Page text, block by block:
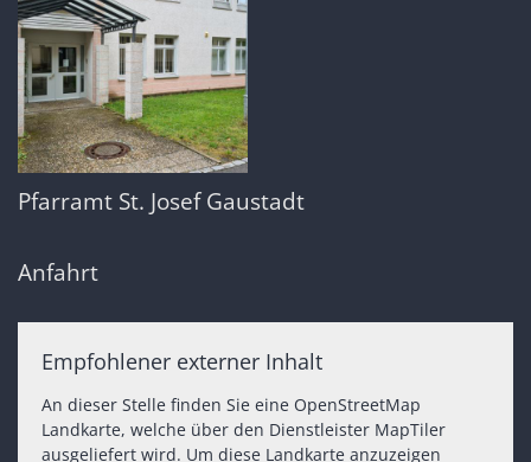
Pfarramt St. Josef Gaustadt
Anfahrt
Empfohlener externer Inhalt
An dieser Stelle finden Sie eine OpenStreetMap
Landkarte, welche über den Dienstleister MapTiler
ausgeliefert wird. Um diese Landkarte anzuzeigen